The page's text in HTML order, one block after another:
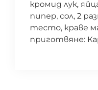
кромид лук,
пипер, сол, 2
тесто, краве
приготвяне: